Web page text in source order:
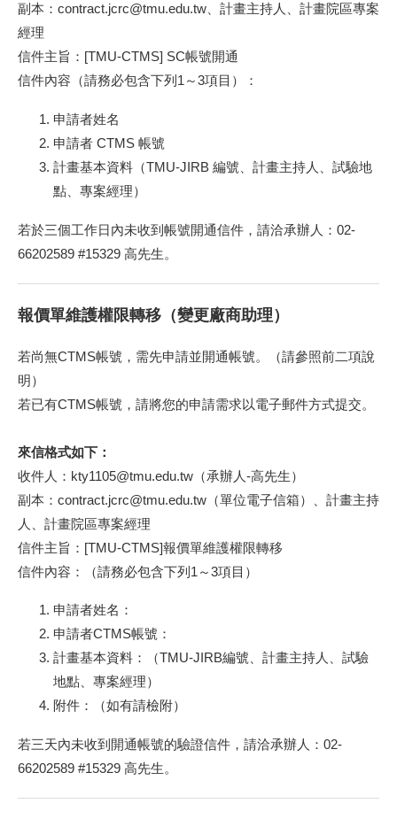
副本：contract.jcrc@tmu.edu.tw、 計畫主持人、計畫院區專案
經理
信件主旨：[TMU-CTMS] SC帳號開通
信件內容（請務必包含下列1～3項目）：
申請者姓名
申請者 CTMS 帳號
計畫基本資料（TMU-JIRB 編號、計畫主持人、試驗地
點、專案經理）
若於三個工作日內未收到帳號開通信件，請洽承辦人：02-
66202589 #15329 高先生。
報價單維護權限轉移（變更廠商助理）
若尚無CTMS帳號，需先申請並開通帳號。（請參照前二項說
明）
若已有CTMS帳號，請將您的申請需求以電子郵件方式提交。
來信格式如下：
收件人：kty1105@tmu.edu.tw（承辦人-高先生）
副本：contract.jcrc@tmu.edu.tw（單位電子信箱）、計畫主持
人、計畫院區專案經理
信件主旨：[TMU-CTMS]報價單維護權限轉移
信件內容：（請務必包含下列1～3項目）
申請者姓名：
申請者CTMS帳號：
計畫基本資料：（TMU-JIRB編號、計畫主持人、試驗
地點、專案經理）
附件：（如有請檢附）
若三天內未收到開通帳號的驗證信件，請洽承辦人：02-
66202589 #15329 高先生。